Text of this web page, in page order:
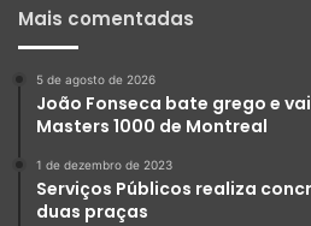
Mais comentadas
5 de agosto de 2026
João Fonseca bate grego e
Masters 1000 de Montreal
1 de dezembro de 2023
Serviços Públicos realiza
duas praças